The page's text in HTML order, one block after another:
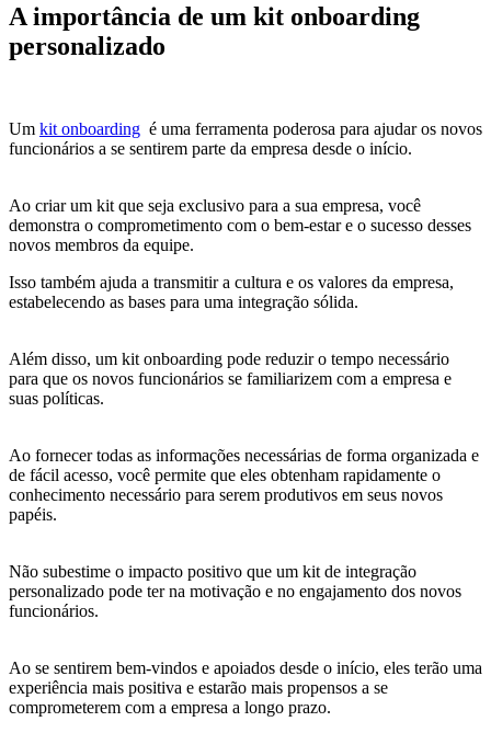
A importância de um kit onboarding
personalizado
Um kit onboarding é uma ferramenta poderosa para ajudar os novos
funcionários a se sentirem parte da empresa desde o início.
Ao criar um kit que seja exclusivo para a sua empresa, você
demonstra o comprometimento com o bem-estar e o sucesso desses
novos membros da equipe.
Isso também ajuda a transmitir a cultura e os valores da empresa,
estabelecendo as bases para uma integração sólida.
Além disso, um kit onboarding pode reduzir o tempo necessário
para que os novos funcionários se familiarizem com a empresa e
suas políticas.
Ao fornecer todas as informações necessárias de forma organizada e
de fácil acesso, você permite que eles obtenham rapidamente o
conhecimento necessário para serem produtivos em seus novos
papéis.
Não subestime o impacto positivo que um kit de integração
personalizado pode ter na motivação e no engajamento dos novos
funcionários.
Ao se sentirem bem-vindos e apoiados desde o início, eles terão uma
experiência mais positiva e estarão mais propensos a se
comprometerem com a empresa a longo prazo.